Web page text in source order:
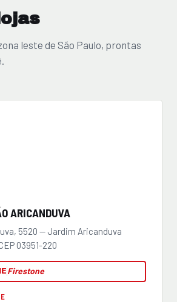
leste de São Paulo, prontas
ARICANDUVA
5520 — Jardim Aricanduva
03951-220
Firestone